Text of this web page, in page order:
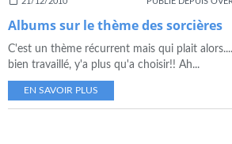
Albums sur le thème des sorcières
C'est un thème récurrent mais qui plait
bien travaillé, y'a plus qu'a choisir!! Ah...
EN SAVOIR PLUS